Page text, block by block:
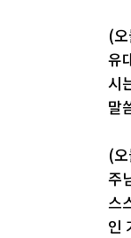
(
유
시
말
(
주
스
인